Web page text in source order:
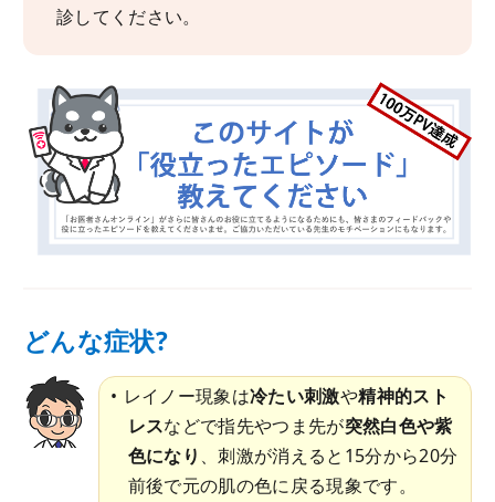
診してください。
どんな症状?
レイノー現象は冷たい刺激や精神的スト
レスなどで指先やつま先が突然白色や紫
色になり 、刺激が消えると15分から20分
前後で元の肌の色に戻る現象です。